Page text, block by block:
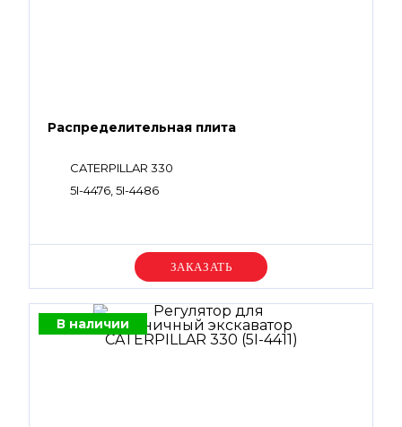
Распределительная плита
CATERPILLAR 330
5I-4476, 5I-4486
Уточняйте цену
В наличии